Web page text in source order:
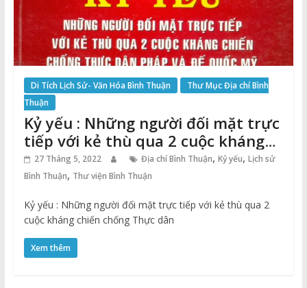
Di Tích Lịch Sử- Văn Hóa Bình Thuận
Thư Mục Địa chí Bình
Thuận
Kỷ yếu : Những người đối mặt trực
tiếp với kẻ thù qua 2 cuộc kháng
chiến chống Thực dân Pháp và Đế
quốc Mỹ ở thành phố Phan Thiết
27 Tháng 5, 2022 Địa chí Bình Thuận, Kỷ yếu, Lịch sử
Bình Thuận, Thư viện Bình Thuận
Kỷ yếu : Những người đối mặt trực tiếp với kẻ thù qua 2
cuộc kháng chiến chống Thực dân
Xem thêm